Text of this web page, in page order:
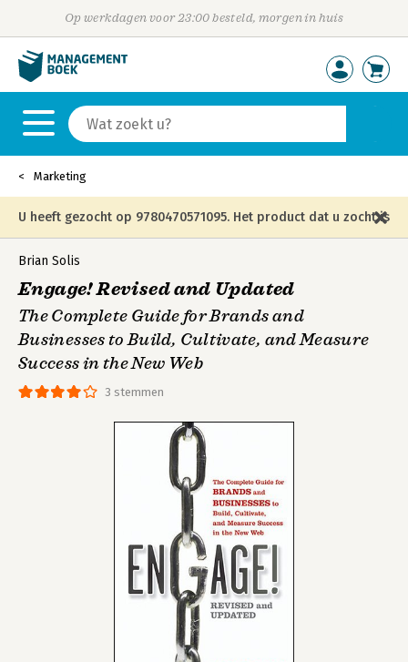
Op werkdagen voor 23:00 besteld, morgen in huis
Marketing
U heeft gezocht op 9780470571095. Het product dat u zocht is
niet meer in die editie leverbaar en is vervangen door de
onderstaande editie.
3 stemmen
Brian Solis
Engage! Revised and Updated
The Complete Guide for Brands and
Businesses to Build, Cultivate, and Measure
Success in the New Web